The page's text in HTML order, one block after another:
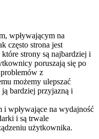
wpływającym na
często strona jest
strony są najbardziej i
poruszają się po
z
możemy ulepszać
bardziej przyjazną i
wpływające na wydajność
i są trwale
użytkownika.